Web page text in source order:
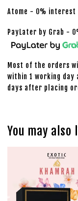
Atome - 0% interest
PayLater by Grab -
Most of the orders
within 1 working day
days after placing
You may also